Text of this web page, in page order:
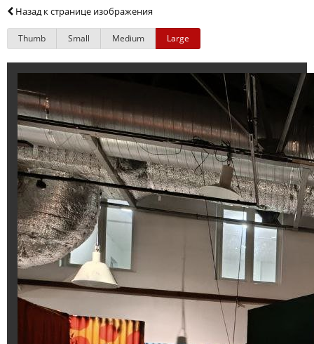
Назад к странице изображения
Thumb Small Medium Large